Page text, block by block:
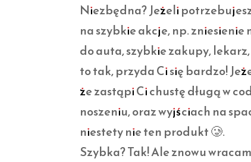
Niezbędna? Jeżeli
na szybkie akcje, np. zniesienie
do auta, szybkie zakupy,
to tak, przyda Ci się bardzo!
że zastąpi Ci chustę długą w
noszeniu, oraz wyjściach na
niestety nie ten produkt 🥲.
Szybka? Tak! Ale znowu